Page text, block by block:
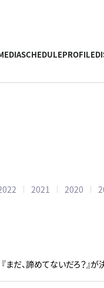
SCHEDULEPROFILE
2021 2020
だ、諦めてないだろ？』が